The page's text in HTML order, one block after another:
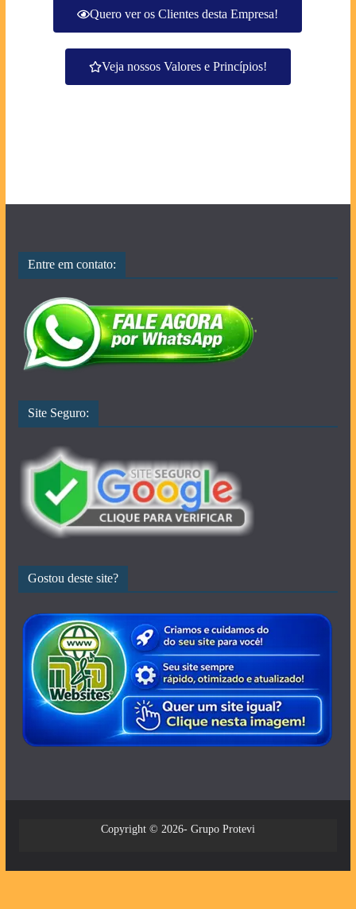
Quero ver os Clientes desta Empresa!
Veja nossos Valores e Princípios!
Entre em contato:
Site Seguro:
Gostou deste site?
Copyright © 2026- Grupo Protevi